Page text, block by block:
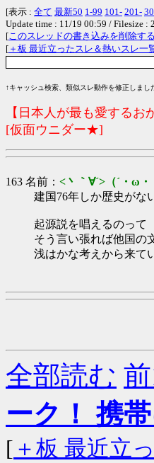
[表示 : 全て 最新50 1-99 101- 201-
Update time : 11/19 00:59 / Filesize :
[このスレッドの書き込みを削除する
[ ＋板 最近立ったスレ＆熱いスレ一
↑キャッシュ検索、類似スレ動作を修正しまし
【日本人が最も愛する
[仮面ウニダー★]
163 名前： <丶｀∀´>（´・ω
建国76年しか歴史がな
起源説を唱えるのって
そう言い張れば他国の
浅はかな考えから来て
全部読む
ーク！ 携
[ ＋板 最近立